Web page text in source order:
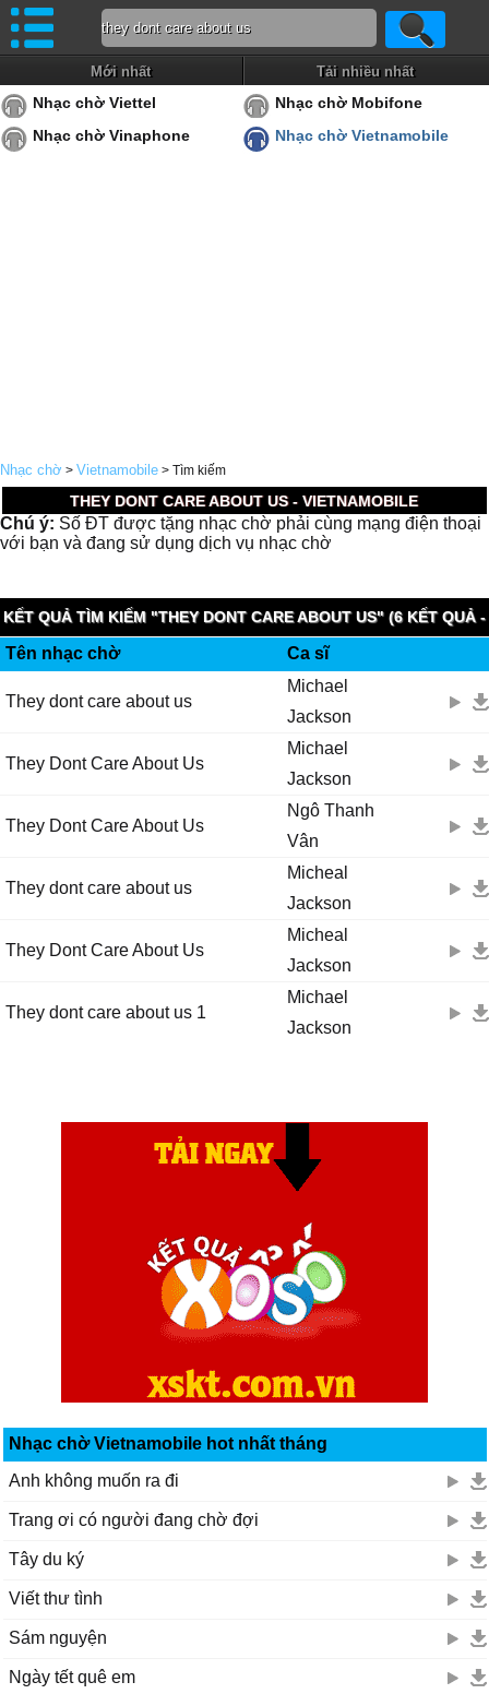
Mới nhất Tải nhiều nhất
Nhạc chờ Viettel
Nhạc chờ Mobifone
Nhạc chờ Vinaphone
Nhạc chờ Vietnamobile
Nhạc chờ > Vietnamobile > Tìm kiếm
THEY DONT CARE ABOUT US - VIETNAMOBILE
Chú ý: Số ĐT được tặng nhạc chờ phải cùng mạng điện thoại
với bạn và đang sử dụng dịch vụ nhạc chờ
KẾT QUẢ TÌM KIẾM "THEY DONT CARE ABOUT US" (6 KẾT QUẢ -
0.009 GIÂY)
Tên nhạc chờ Ca sĩ
They dont care about us
Michael
Jackson
They Dont Care About Us
Michael
Jackson
They Dont Care About Us
Ngô Thanh
Vân
They dont care about us
Micheal
Jackson
They Dont Care About Us
Micheal
Jackson
They dont care about us 1
Michael
Jackson
Nhạc chờ Vietnamobile hot nhất tháng
Anh không muốn ra đi
Trang ơi có người đang chờ đợi
Tây du ký
Viết thư tình
Sám nguyện
Ngày tết quê em